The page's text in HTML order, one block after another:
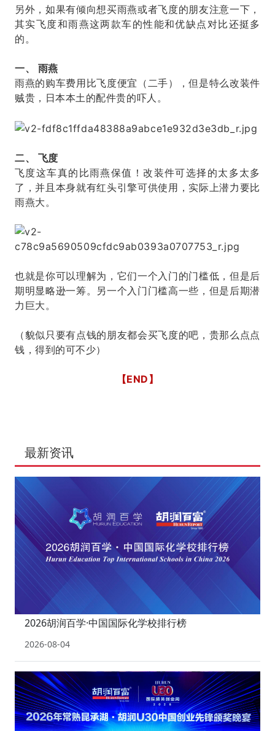
另外，如果有倾向想买雨燕或者飞度的朋友注意一下，
其实飞度和雨燕这两款车的性能和优缺点对比还挺多
的。
一、 雨燕
雨燕的购车费用比飞度便宜（二手），但是特么改装件
贼贵，日本本土的配件贵的吓人。
二、 飞度
飞度这车真的比雨燕保值！改装件可选择的太多太多
了，并且本身就有红头引擎可供使用，实际上潜力要比
雨燕大。
也就是你可以理解为，它们一个入门的门槛低，但是后
期明显略逊一筹。另一个入门门槛高一些，但是后期潜
力巨大。
（貌似只要有点钱的朋友都会买飞度的吧，贵那么点点
钱，得到的可不少）
【END】
最新资讯
2026胡润百学·中国国际化学校排行榜
2026-08-04